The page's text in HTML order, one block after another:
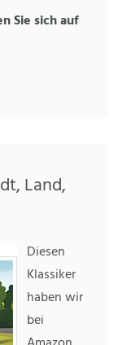
Sie sich auf
Land,
Diesen
Klassiker
haben wir
bei